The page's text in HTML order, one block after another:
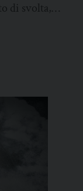
di svolta,